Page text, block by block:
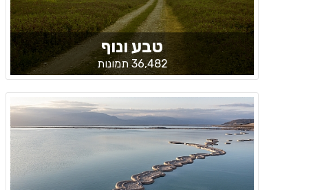
טבע ונוף
36,482 תמונות